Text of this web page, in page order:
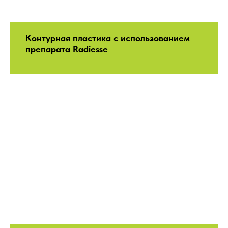
Контурная пластика с использованием
препарата Radiesse